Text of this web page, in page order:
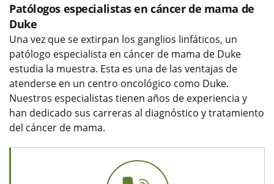
Patólogos especialistas en cáncer de mama de
Duke
Una vez que se extirpan los ganglios linfáticos, un
patólogo especialista en cáncer de mama de Duke
estudia la muestra. Esta es una de las ventajas de
atenderse en un centro oncológico como Duke.
Nuestros especialistas tienen años de experiencia y
han dedicado sus carreras al diagnóstico y tratamiento
del cáncer de mama.